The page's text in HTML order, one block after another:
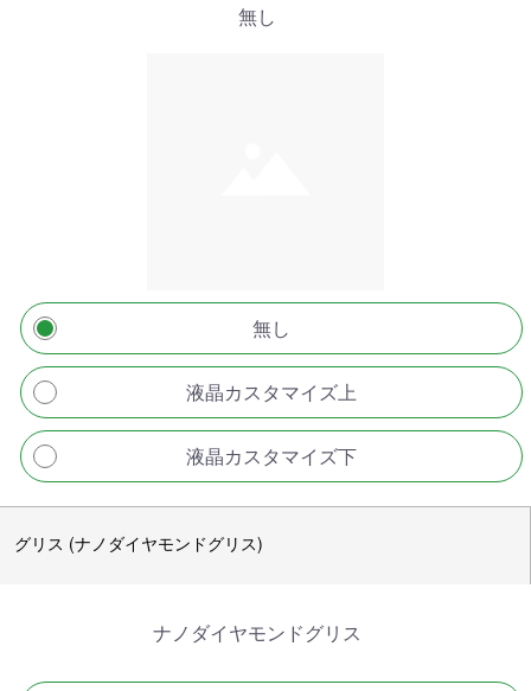
無し
無し
液晶カスタマイズ上
液晶カスタマイズ下
グリス (ナノダイヤモンドグリス)
ナノダイヤモンドグリス